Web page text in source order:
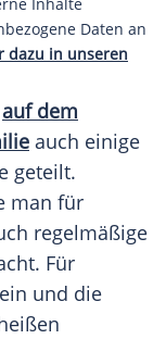
Inhalte
Daten an
dazu in unseren
auf dem
auch einige
geteilt.
man für
regelmäßige
Für
und die